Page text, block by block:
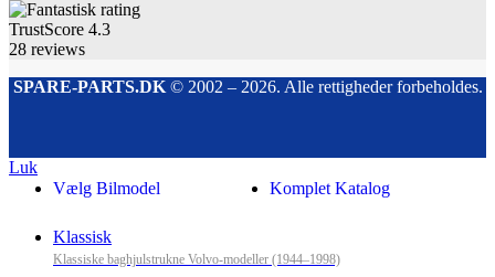
TrustScore 4.3
28 reviews
SPARE-PARTS.DK© 2002 – 2026. Alle rettigheder forbeholdes.
Luk
Komplet Katalog
Vælg Bilmodel
Klassisk
Klassiske baghjulstrukne Volvo-modeller (1944–1998)